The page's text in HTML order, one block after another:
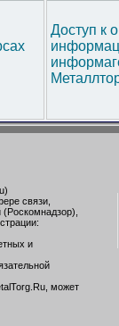
Доступ к
связи,
и
может